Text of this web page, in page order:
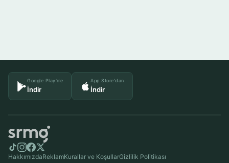
Google Play'de
İndir
App Store'dan
İndir
HakkımızdaReklamKurallar ve KoşullarGizlilik Politikası